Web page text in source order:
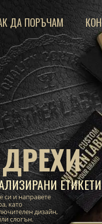
си и направете
като
дизайн,
слогън.
ДА ПОРЪЧАМ